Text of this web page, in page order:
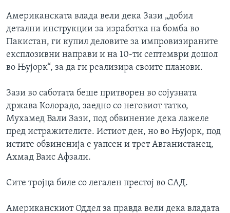
Американската влада вели дека Зази „добил
детални инструкции за изработка на бомба во
Пакистан, ги купил деловите за импровизираните
експлозивни направи и на 10-ти септември дошол
во Њујорк“, за да ги реализира своите планови.
Зази во саботата беше притворен во сојузната
држава Колорадо, заедно со неговиот татко,
Мухамед Вали Зази, под обвинение дека лажеле
пред истражителите. Истиот ден, но во Њујорк, под
истите обвиненија е уапсен и трет Авганистанец,
Ахмад Ваис Афзали.
Сите тројца биле со легален престој во САД.
Американскиот Оддел за правда вели дека владата